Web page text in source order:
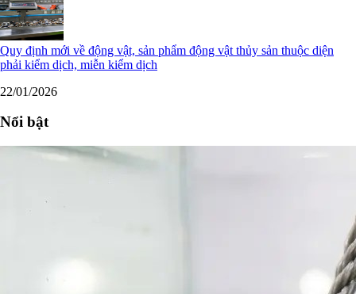
Quy định mới về động vật, sản phẩm động vật thủy sản thuộc diện
phải kiểm dịch, miễn kiểm dịch
22/01/2026
Nổi bật